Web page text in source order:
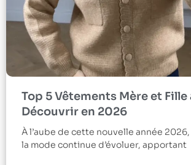
Top 5 Vêtements Mère et Fille
Découvrir en 2026
À l’aube de cette nouvelle année
la mode continue d’évoluer, apportant